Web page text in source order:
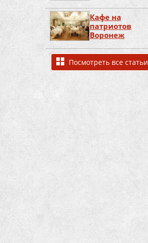
Кафе на
патриотов
Воронеж
Посмотреть все статьи